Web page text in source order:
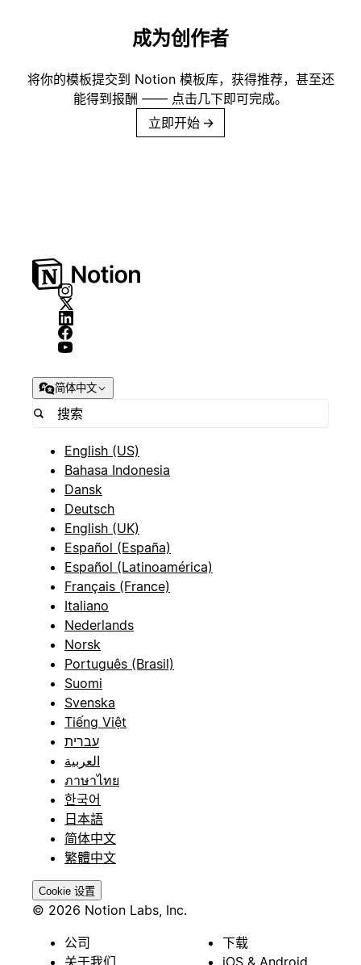
成为创作者
将你的模板提交到 Notion 模板库，获得推荐，甚至还
能得到报酬 —— 点击几下即可完成。
立即开始 →
简体中文
English (US)
Bahasa Indonesia
Dansk
Deutsch
English (UK)
Español (España)
Español (Latinoamérica)
Français (France)
Italiano
Nederlands
Norsk
Português (Brasil)
Suomi
Svenska
Tiếng Việt
עברית
العربية
ภาษาไทย
한국어
日本語
简体中文
繁體中文
Cookie 设置
© 2026 Notion Labs, Inc.
公司
下载